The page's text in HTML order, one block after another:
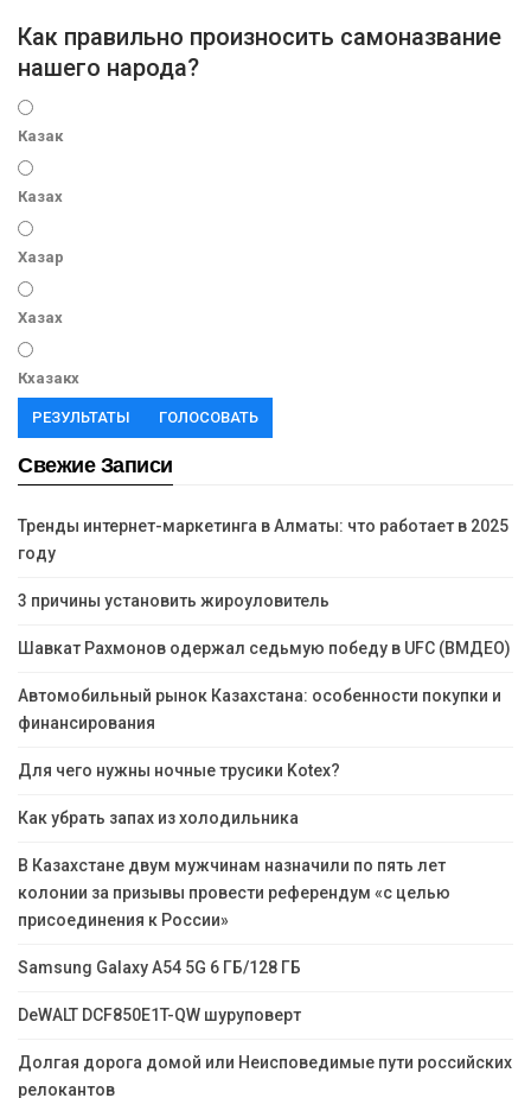
Как правильно произносить самоназвание
нашего народа?
Казак
Казах
Хазар
Хазах
Кхазакх
РЕЗУЛЬТАТЫ ГОЛОСОВАТЬ
Свежие Записи
Тренды интернет-маркетинга в Алматы: что работает в 2025
году
3 причины установить жироуловитель
Шавкат Рахмонов одержал седьмую победу в UFC (ВМДЕО)
Автомобильный рынок Казахстана: особенности покупки и
финансирования
Для чего нужны ночные трусики Kotex?
Как убрать запах из холодильника
В Казахстане двум мужчинам назначили по пять лет
колонии за призывы провести референдум «с целью
присоединения к России»
Samsung Galaxy A54 5G 6 ГБ/128 ГБ
DeWALT DCF850E1T-QW шуруповерт
Долгая дорога домой или Неисповедимые пути российских
релокантов